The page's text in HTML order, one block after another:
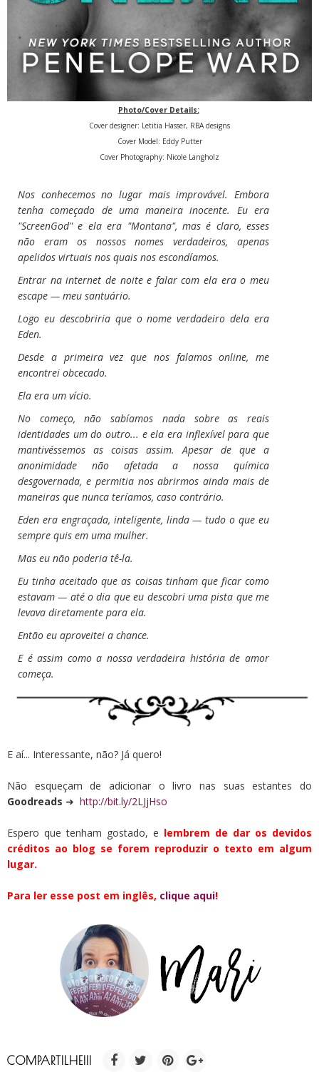
Photo/Cover Details:
Cover designer: Letitia Hasser, RBA designs
Cover Model: Eddy Putter
Cover Photography: Nicole Langholz
Nos conhecemos no lugar mais improvável. Embora
tenha começado de uma maneira inocente. Eu era
"ScreenGod" e ela era "Montana", mas é claro, esses
não eram os nossos nomes verdadeiros, apenas
apelidos virtuais nos quais nos escondíamos.
Entrar na internet de noite e falar com ela era o meu
escape — meu santuário.
Logo eu descobriria que o nome verdadeiro dela era
Eden.
Desde a primeira vez que nos falamos online, me
encontrei obcecado.
Ela era um vício.
No começo, não sabíamos nada sobre as reais
identidades um do outro... e ela era inflexível para que
mantivéssemos as coisas assim. Apesar de que a
anonimidade não afetada a nossa química
desgovernada, e permitia nos abrirmos ainda mais de
maneiras que nunca teríamos, caso contrário.
Eden era engraçada, inteligente, linda — tudo o que eu
sempre quis em uma mulher.
Mas eu não poderia tê-la.
Eu tinha aceitado que as coisas tinham que ficar como
estavam — até o dia que eu descobri uma pista que me
levava diretamente para ela.
Então eu aproveitei a chance.
E é assim como a nossa verdadeira história de amor
começa.
E aí... Interessante, não? Já quero!
Não esqueçam de adicionar o livro nas suas estantes do
Goodreads ➜ http://bit.ly/2LJjHso
Espero que tenham gostado, e lembrem de dar os devidos
créditos ao blog se forem reproduzir o texto em algum
lugar.
Para ler esse post em inglês, clique aqui!
COMPARTILHE!!!